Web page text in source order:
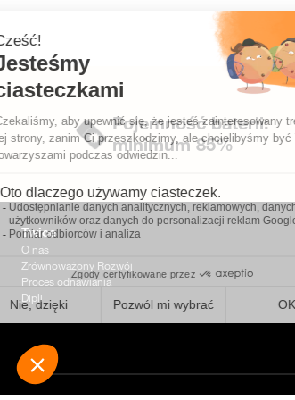
Pojemność baterii:
minimum 85%
Twice
O nas
Zrównoważony Rozwój
Proces odnawiania
Dipli